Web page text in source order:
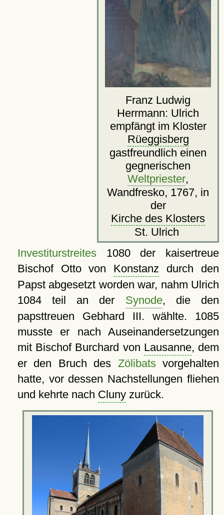
Franz Ludwig
Herrmann: Ulrich
empfängt im Kloster
Rüeggisberg
gastfreundlich einen
gegnerischen
Weltpriester,
Wandfresko, 1767, in
der
Kirche des Klosters
St. Ulrich
Investiturstreites1080 der kaisertreue
Bischof Otto von Konstanz durch den
Papst abgesetzt worden war, nahm Ulrich
1084 teil an der Synode, die den
papsttreuen Gebhard III. wählte. 1085
musste er nach Auseinandersetzungen
mit Bischof Burchard von Lausanne, dem
er den Bruch des Zölibatsvorgehalten
hatte, vor dessen Nachstellungen fliehen
und kehrte nach Clunyzurück.